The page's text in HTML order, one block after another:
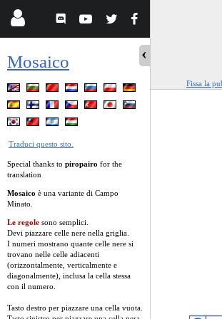
Mosaico
Traduci questo sito.
Special thanks to piropairo for the
translation
Mosaico è una variante di Campo
Minato.
Le regole sono semplici.
Devi piazzare celle nere nella griglia.
I numeri mostrano quante celle nere si
trovano nelle celle adiacenti
(orizzontalmente, verticalmente e
diagonalmente), inclusa la cella stessa
con il numero.
Tasto destro per piazzare una cella vuota.
Fissa la